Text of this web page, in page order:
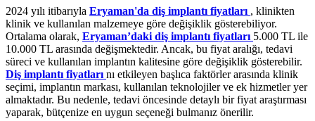
2024 yılı itibarıyla Eryaman'da diş implantı fiyatları , klinikten
klinik ve kullanılan malzemeye göre değişiklik gösterebiliyor.
Ortalama olarak, Eryaman’daki diş implantı fiyatları 5.000 TL ile
10.000 TL arasında değişmektedir. Ancak, bu fiyat aralığı, tedavi
süreci ve kullanılan implantın kalitesine göre değişiklik gösterebilir.
Diş implantı fiyatları nı etkileyen başlıca faktörler arasında klinik
seçimi, implantın markası, kullanılan teknolojiler ve ek hizmetler yer
almaktadır. Bu nedenle, tedavi öncesinde detaylı bir fiyat araştırması
yaparak, bütçenize en uygun seçeneği bulmanız önerilir.